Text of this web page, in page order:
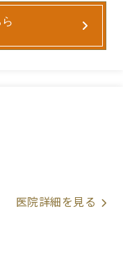
医院詳細を見る